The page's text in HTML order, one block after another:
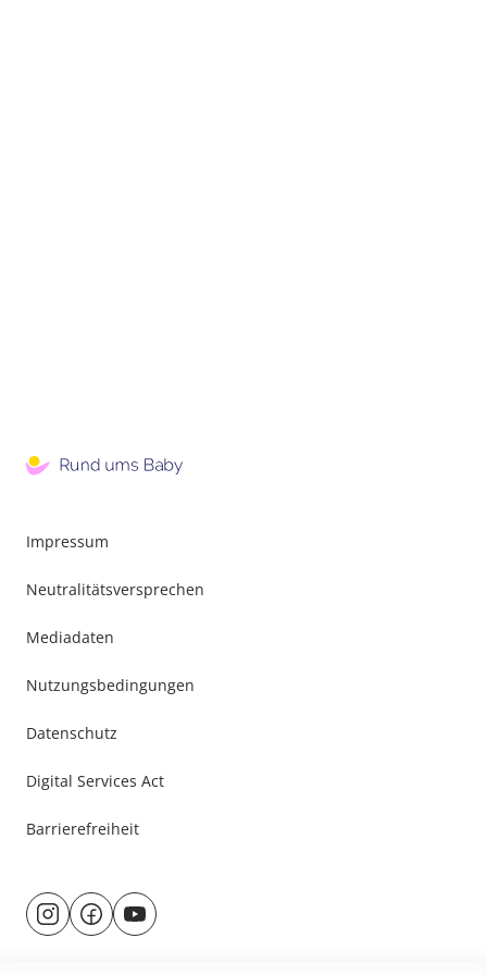
Impressum
Neutralitätsversprechen
Mediadaten
Nutzungsbedingungen
Datenschutz
Digital Services Act
Barrierefreiheit
Besuche
uns@rund.ums.baby
facebook.com/rundumsbaby.de
youtube.com/@rundumsbaby_